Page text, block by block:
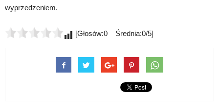
wyprzedzeniem.
[Głosów:0 Średnia:0/5]